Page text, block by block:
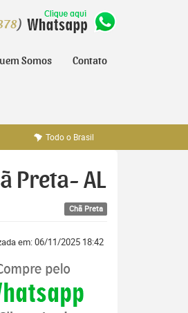
)
Somos Contato
Todo o Brasil
Preta- AL
Chã Preta
em: 06/11/2025 18:42